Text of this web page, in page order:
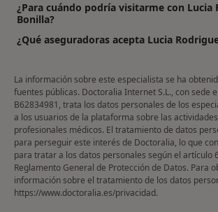
¿Para cuándo podría visitarme con Lucia
Bonilla?
¿Qué aseguradoras acepta Lucia
La información sobre este especialista se ha
fuentes públicas. Doctoralia Internet S.L., con sede
B62834981, trata los datos personales de los
a los usuarios de la plataforma sobre las
profesionales médicos. El tratamiento de datos
para perseguir este interés de Doctoralia, lo que
para tratar a los datos personales según el artículo
Reglamento General de Protección de Datos. Para
información sobre el tratamiento de los datos
https://www.doctoralia.es/privacidad.